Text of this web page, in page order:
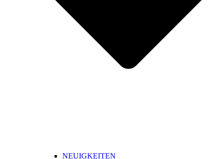
NEUIGKEITEN